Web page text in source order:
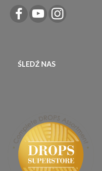
ŚLEDŹ NAS